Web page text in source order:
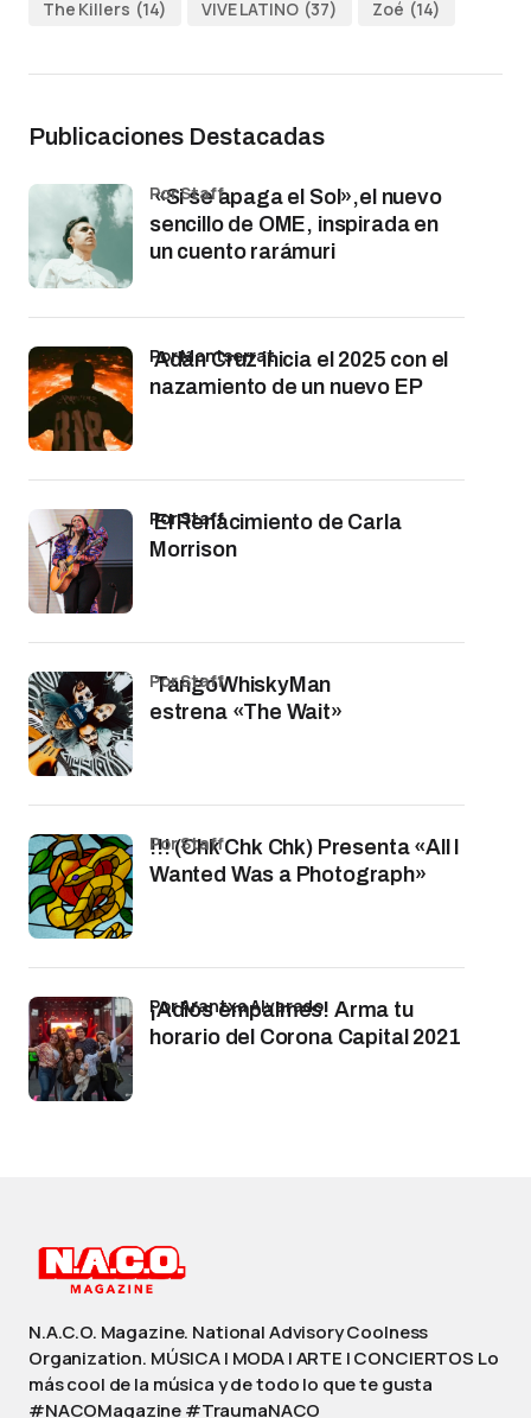
The Killers (14) VIVE LATINO (37) Zoé (14)
Publicaciones Destacadas
«Si se apaga el Sol»,el nuevo
sencillo de OME, inspirada en
un cuento rarámuri
por Staff
Adán Cruz inicia el 2025 con el
nazamiento de un nuevo EP
por Montserrat
El Renacimiento de Carla
Morrison
por Staff
TangoWhiskyMan
estrena «The Wait»
por Staff
!!! (Chk Chk Chk) Presenta «All I
Wanted Was a Photograph»
por Staff
¡Adiós empalmes! Arma tu
horario del Corona Capital 2021
por Arantxa Alvarado
N.A.C.O. Magazine. National Advisory Coolness
Organization. MÚSICA | MODA | ARTE | CONCIERTOS Lo
más cool de la música y de todo lo que te gusta
#NACOMagazine #TraumaNACO